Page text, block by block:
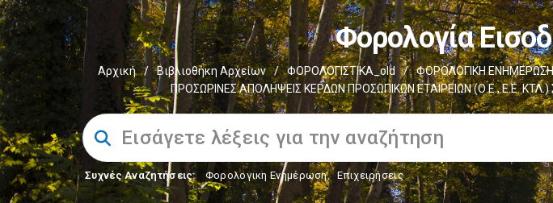
Φορολογία
Αρχική / Βιβλιοθήκη Αρχείων / ΦΟΡΟΛΟΓΙΣΤΙΚΑ_old / ΦΟΡΟΛΟΓΙΚΗ ΕΝΗΜΕΡΩΣΗ
ΠΡΟΣΩΡΙΝΕΣ ΑΠΟΛΗΨΕΙΣ ΚΕΡΔΩΝ ΠΡΟΣΩΠΙΚΩΝ ΕΤΑΙΡΕΙΩΝ (Ο.Ε., Ε.Ε.
Συχνές Αναζητήσεις: Φορολογικη Ενημέρωση, Επιχειρήσεις